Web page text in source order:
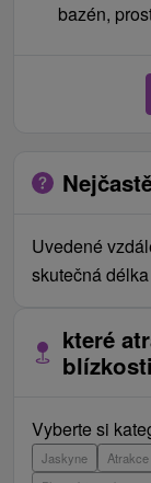
bazén,
Uvedené
skutečná
které
Vyberte si
Jaskyne